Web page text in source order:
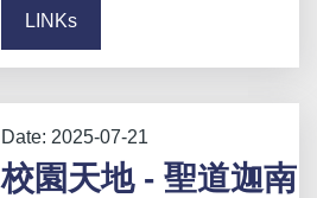
LINKs
Date: 2025-07-21
校園天地 - 聖道迦南